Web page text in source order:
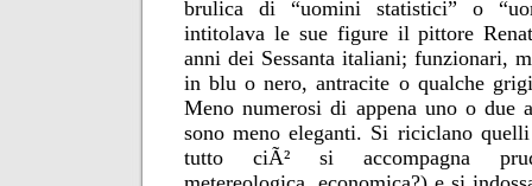
brulica di “uomini statistici” o
intitolava le sue figure il pittore
anni dei Sessanta italiani; funzionari,
in blu o nero, antracite o qualche
Meno numerosi di appena uno o due
sono meno eleganti. Si riciclano quelli
tutto ciÃ² si accompagna